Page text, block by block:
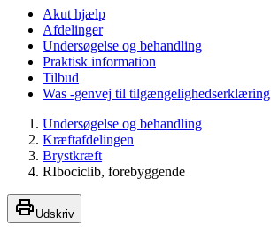
Akut hjælp
Afdelinger
Undersøgelse og behandling
Praktisk information
Tilbud
Was -genvej til tilgængelighedserklæring
Undersøgelse og behandling
Kræftafdelingen
Brystkræft
RIbociclib, forebyggende
Udskriv